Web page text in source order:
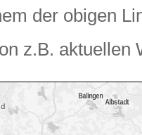
der obigen
z.B. aktuellen